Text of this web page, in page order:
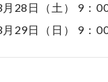
28日（土） 9：
29日（日） 9：